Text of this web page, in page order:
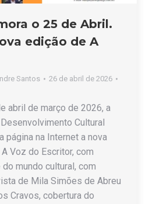
o 25 de Abril.
edição de A
Santos
26 de abril de 2026
abril de março de 2026, a
Cultural
página na Internet a nova
Voz do Escritor, com
mundo cultural, com
de Mila Simões de Abreu
Cravos, cobertura do